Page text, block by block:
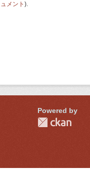
メント ).
Powered by